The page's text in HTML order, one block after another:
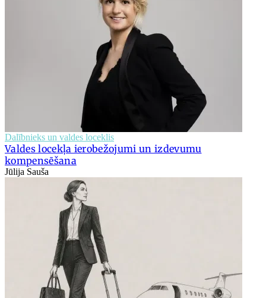
Dalībnieks un valdes loceklis
Valdes locekļa ierobežojumi un izdevumu
kompensēšana
Jūlija Sauša